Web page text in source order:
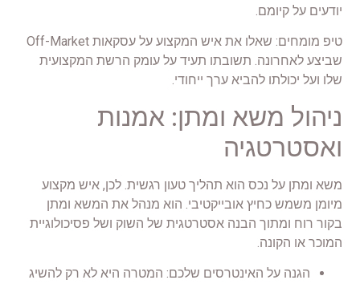
יודעים על קיומם.
טיפ מומחים: שאלו את איש המקצוע על עסקאות Off-Market
שביצע לאחרונה. תשובתו תעיד על עומק הרשת המקצועית
שלו ועל יכולתו להביא ערך ייחודי.
ניהול משא ומתן: אמנות
ואסטרטגיה
משא ומתן על נכס הוא תהליך טעון רגשית. לכן, איש מקצוע
מיומן משמש כחיץ אובייקטיבי. הוא מנהל את המשא ומתן
בקור רוח ומתוך הבנה אסטרטגית של השוק ושל פסיכולוגיית
המוכר או הקונה.
הגנה על האינטרסים שלכם: המטרה היא לא רק להשיג